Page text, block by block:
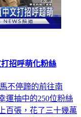
不停蹄的前往南
運抽中的250位粉絲